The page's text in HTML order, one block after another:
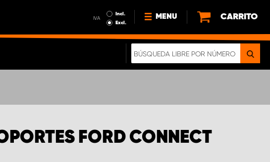
IVA
Incl.
Excl.
MENU
NOTICIAS
CARRITO
FORD CONNECT